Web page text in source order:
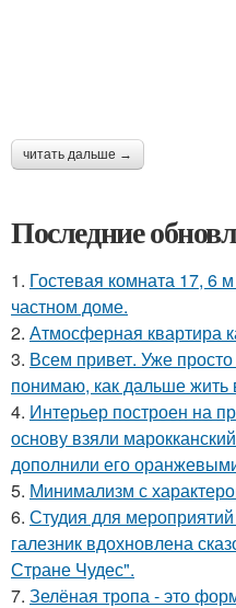
читать дальше →
Последние
1. Гостевая комната 17, 6
частном доме.
2. Атмосферная квартира
3. Всем привет. Уже
понимаю, как дальше жить
4. Интерьер построен на
основу взяли
дополнили его
5. Минимализм с
6. Студия для
галезник вдохновлена
Стране Чудес".
7. Зелёная тропа - это